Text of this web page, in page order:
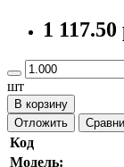
1 117.50
шт
В корзину
Отложить
Код
Модель: